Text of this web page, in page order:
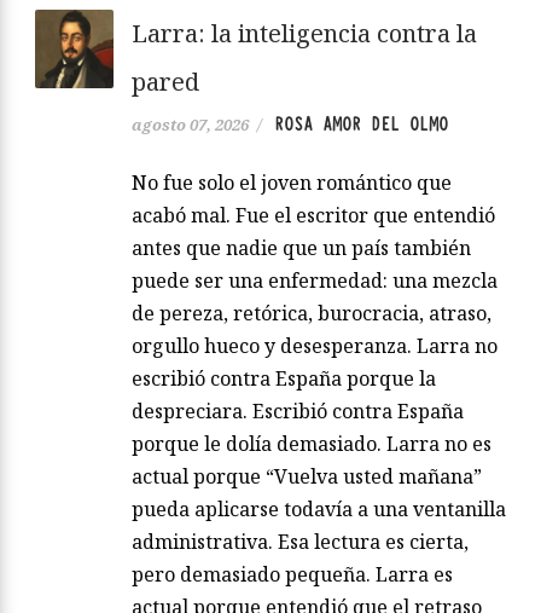
Larra: la inteligencia contra la
pared
agosto 07, 2026 / ROSA AMOR DEL OLMO
No fue solo el joven romántico que
acabó mal. Fue el escritor que entendió
antes que nadie que un país también
puede ser una enfermedad: una mezcla
de pereza, retórica, burocracia, atraso,
orgullo hueco y desesperanza. Larra no
escribió contra España porque la
despreciara. Escribió contra España
porque le dolía demasiado. Larra no es
actual porque “Vuelva usted mañana”
pueda aplicarse todavía a una ventanilla
administrativa. Esa lectura es cierta,
pero demasiado pequeña. Larra es
actual porque entendió que el retraso